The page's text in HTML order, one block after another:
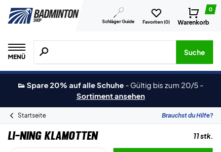
Schläger Guide Favoriten (0)
0
Warenkorb
MENÜ
Suche nach Produkten, Marken usw.
Suche
👟 Spare 20% auf alle Schuhe - Gültig bis zum 20/5 -
Sortiment ansehen
Startseite Brauchst du Hilfe?
Li-Ning Klamotten 11 stk.